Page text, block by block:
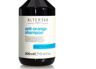
natural sin
para cabellos
natural oscuro no